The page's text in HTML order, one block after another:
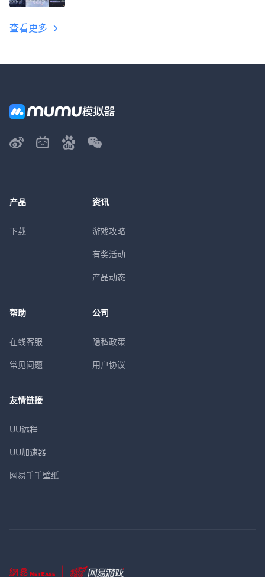
查看更多
产品
下载
资讯
游戏攻略
有奖活动
产品动态
帮助
在线客服
常见问题
公司
隐私政策
用户协议
友情链接
UU远程
UU加速器
网易千千壁纸